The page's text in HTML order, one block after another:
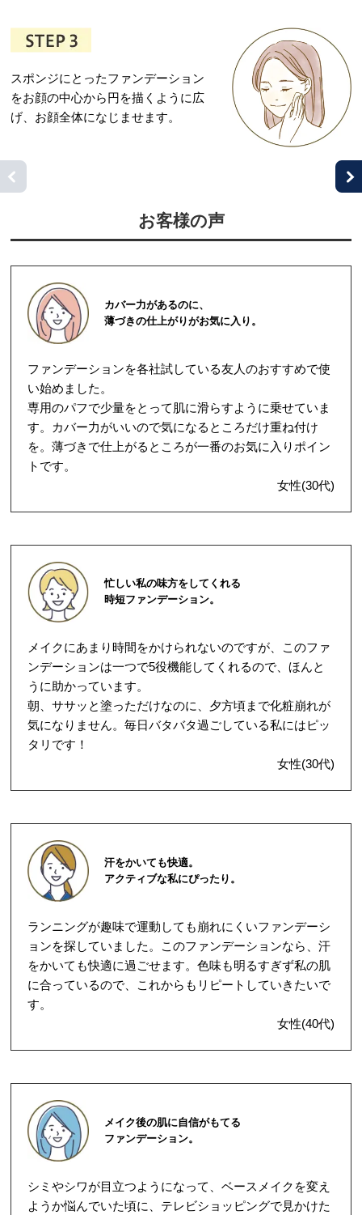
スポンジにとったファンデーション
をお顔の中心から円を描くように広
げ、お顔全体になじませます。
お客様の声
カバー力があるのに、
薄づきの仕上がりがお気に入り。
ファンデーションを各社試している友人のおすすめで使
い始めました。
専用のパフで少量をとって肌に滑らすように乗せていま
す。カバー力がいいので気になるところだけ重ね付け
を。薄づきで仕上がるところが一番のお気に入りポイン
トです。
女性(30代)
忙しい私の味方をしてくれる
時短ファンデーション。
メイクにあまり時間をかけられないのですが、このファ
ンデーションは一つで5役機能してくれるので、ほんと
うに助かっています。
朝、ササッと塗っただけなのに、夕方頃まで化粧崩れが
気になりません。毎日バタバタ過ごしている私にはピッ
タリです！
女性(30代)
汗をかいても快適。
アクティブな私にぴったり。
ランニングが趣味で運動しても崩れにくいファンデーシ
ョンを探していました。このファンデーションなら、汗
をかいても快適に過ごせます。色味も明るすぎず私の肌
に合っているので、これからもリピートしていきたいで
す。
女性(40代)
メイク後の肌に自信がもてる
ファンデーション。
シミやシワが目立つようになって、ベースメイクを変え
ようか悩んでいた頃に、テレビショッピングで見かけた